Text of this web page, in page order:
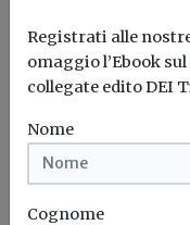
Registrati alle
omaggio l’Ebook
collegate edito DEI
Nome
Cognome